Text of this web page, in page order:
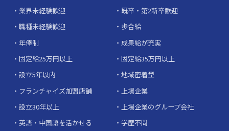
業界未経験歓迎
既卒・第2新卒歓迎
職種未経験歓迎
歩合給
年俸制
成果給が充実
固定給25万円以上
固定給35万円以上
設立5年以内
地域密着型
フランチャイズ加盟店舗
上場企業
設立30年以上
上場企業のグループ会社
英語・中国語を活かせる
学歴不問